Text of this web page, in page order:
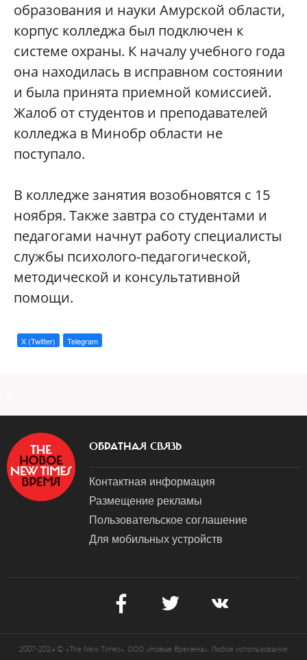
образования и науки Амурской области,
корпус колледжа был подключен к
системе охраны. К началу учебного года
она находилась в исправном состоянии
и была принята приемной комиссией.
Жалоб от студентов и преподавателей
колледжа в Минобр области не
поступало.
В колледже занятия возобновятся с 15
ноября. Также завтра со студентами и
педагогами начнут работу специалисты
службы психолого-педагогической,
методической и консультативной
помощи.
X (Twitter) Telegram
ОБРАТНАЯ СВЯЗЬ
Контактная информация
Размещение рекламы
Пользовательское соглашение
Для мобильных устройств
2007-2024 © «The New Times». ООО «Новые Времена». Любое использование